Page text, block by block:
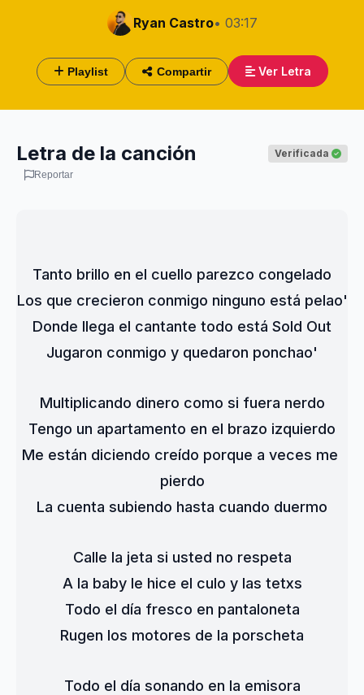
Ryan Castro• 03:17
Playlist Compartir Ver Letra
Letra de la canción Verificada
Reportar
Tanto brillo en el cuello parezco congelado
Los que crecieron conmigo ninguno está pelao'
Donde llega el cantante todo está Sold Out
Jugaron conmigo y quedaron ponchao'
Multiplicando dinero como si fuera nerdo
Tengo un apartamento en el brazo izquierdo
Me están diciendo creído porque a veces me
pierdo
La cuenta subiendo hasta cuando duermo
Calle la jeta si usted no respeta
A la baby le hice el culo y las tetxs
Todo el día fresco en pantaloneta
Rugen los motores de la porscheta
Todo el día sonando en la emisora